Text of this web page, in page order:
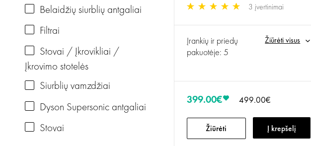
Belaidžių siurblių antgaliai
Filtrai
Stovai / Įkrovikliai /
Įkrovimo stotelės
Siurblių vamzdžiai
Dyson Supersonic antgaliai
Stovai
3 įvertinimai
Įrankių ir priedų
pakuotėje: 5
Žiūrėti visus
399.00€ 499.00€
Žiūrėti Į krepšelį